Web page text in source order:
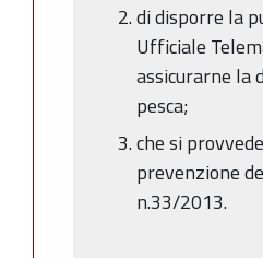
di disporre la
Ufficiale
assicurarne la
pesca;
che si
prevenzione
n.33/2013.